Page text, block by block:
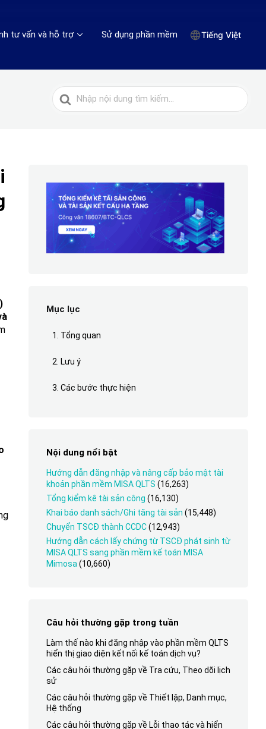
tư vấn và hỗ trợ Sử dụng phần mềm Tiếng Việt
Tìm
kiếm
Mục lục
1. Tổng quan
2. Lưu ý
3. Các bước thực hiện
Nội dung nổi bật
Hướng dẫn đăng nhập và nâng cấp bảo mật tài
khoản phần mềm MISA QLTS (16,263)
Tổng kiểm kê tài sản công (16,130)
Khai báo danh sách/Ghi tăng tài sản (15,448)
Chuyển TSCĐ thành CCDC(12,943)
Hướng dẫn cách lấy chứng từ TSCĐ phát sinh từ
MISA QLTS sang phần mềm kế toán MISA
Mimosa (10,660)
Câu hỏi thường gặp trong tuần
Làm thế nào khi đăng nhập vào phần mềm QLTS
hiển thị giao diện kết nối kế toán dịch vụ?
Các câu hỏi thường gặp về Tra cứu, Theo dõi lịch
sử
Các câu hỏi thường gặp về Thiết lập, Danh mục,
Hệ thống
Các câu hỏi thường gặp về Lỗi thao tác và hiển